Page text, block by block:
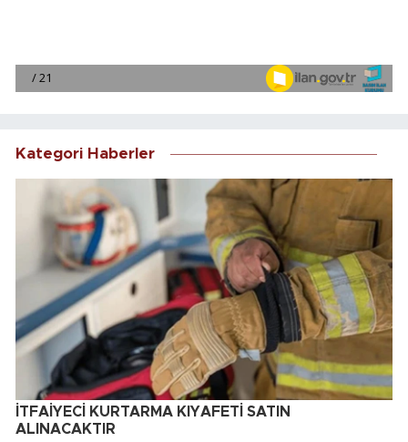
Kategori Haberler
İTFAİYECİ KURTARMA KIYAFETİ SATIN
ALINACAKTIR